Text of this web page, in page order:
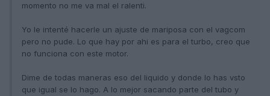
momento no me va mal el ralenti.
Yo le intenté hacerle un ajuste de mariposa con el vagcom
pero no pude. Lo que hay por ahi es para el turbo, creo que
no funciona con este motor.
Dime de todas maneras eso del liquido y donde lo has vsto
que igual se lo hago. A lo mejor sacando parte del tubo y